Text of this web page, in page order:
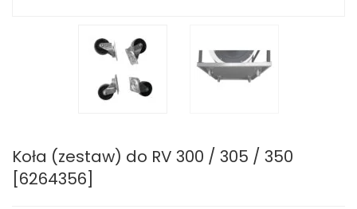
Koła (zestaw) do RV 300 / 305 / 350
[6264356]